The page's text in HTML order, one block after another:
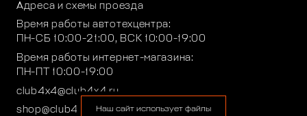
Адреса и схемы проезда
Время работы автотехцентра:
ПН-СБ 10:00-21:00, ВСК 10:00-19:00
Время работы интернет-магазина:
ПН-ПТ 10:00-19:00
club4x4@club4x4.ru
shop@club4x4.ruНаш сайт использует файлы